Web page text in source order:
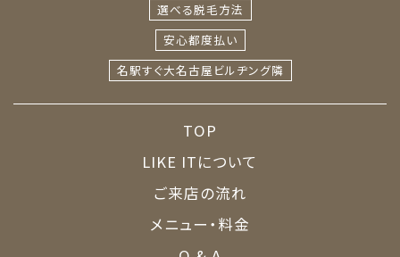
選べる脱毛方法
安心都度払い
名駅すぐ大名古屋ビルヂング隣
TOP
LIKE ITについて
ご来店の流れ
メニュー・料金